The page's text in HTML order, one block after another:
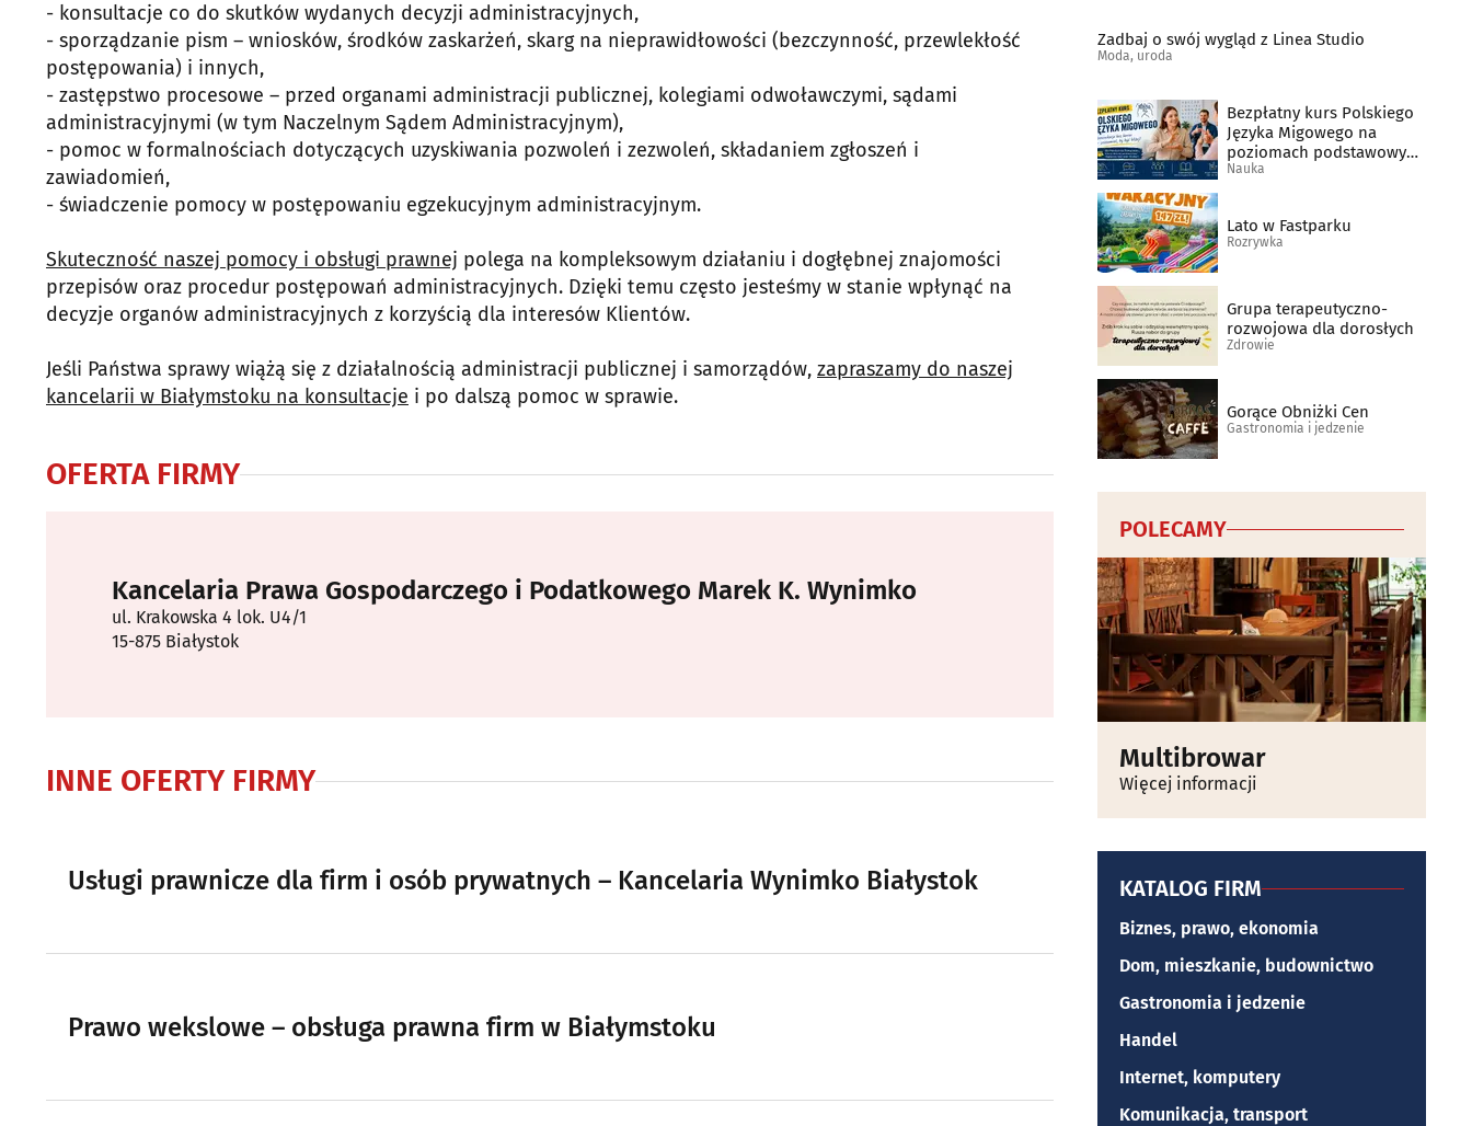
- konsultacje co do skutków wydanych decyzji administracyjnych,
- sporządzanie pism – wniosków, środków zaskarżeń, skarg na nieprawidłowości (bezczynność, przewlekłość
postępowania) i innych,
- zastępstwo procesowe – przed organami administracji publicznej, kolegiami odwoławczymi, sądami
administracyjnymi (w tym Naczelnym Sądem Administracyjnym),
- pomoc w formalnościach dotyczących uzyskiwania pozwoleń i zezwoleń, składaniem zgłoszeń i
zawiadomień,
- świadczenie pomocy w postępowaniu egzekucyjnym administracyjnym.
Skuteczność naszej pomocy i obsługi prawnej polega na kompleksowym działaniu i dogłębnej znajomości
przepisów oraz procedur postępowań administracyjnych. Dzięki temu często jesteśmy w stanie wpłynąć na
decyzje organów administracyjnych z korzyścią dla interesów Klientów.
Jeśli Państwa sprawy wiążą się z działalnością administracji publicznej i samorządów, zapraszamy do naszej
kancelarii w Białymstoku na konsultacje i po dalszą pomoc w sprawie.
OFERTA FIRMY
Kancelaria Prawa Gospodarczego i Podatkowego Marek K. Wynimko
ul. Krakowska 4 lok. U4/1
15-875 Białystok
INNE OFERTY FIRMY
Usługi prawnicze dla firm i osób prywatnych – Kancelaria Wynimko Białystok
Prawo wekslowe – obsługa prawna firm w Białymstoku
Zadbaj o swój wygląd z Linea Studio
Moda, uroda
Bezpłatny kurs Polskiego
Języka Migowego na
poziomach podstawowym
A1 i poziomie A2
Nauka
Lato w Fastparku
Rozrywka
Grupa terapeutyczno-
rozwojowa dla dorosłych
Zdrowie
Gorące Obniżki Cen
Gastronomia i jedzenie
POLECAMY
Multibrowar
Więcej informacji
KATALOG FIRM
Biznes, prawo, ekonomia
Dom, mieszkanie, budownictwo
Gastronomia i jedzenie
Handel
Internet, komputery
Komunikacja, transport